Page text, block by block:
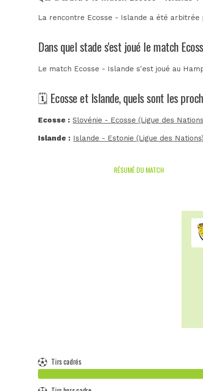
La rencontre Ecosse - Islande a été
Dans quel stade s'est joué le match
Le match Ecosse - Islande s'est joué au
🗓️ Ecosse et Islande, quels sont les
Ecosse : Slovénie - Ecosse (Ligue des
Islande : Islande - Estonie (Ligue des Nations)
RÉSUMÉ DU MATCH
Tirs cadrés